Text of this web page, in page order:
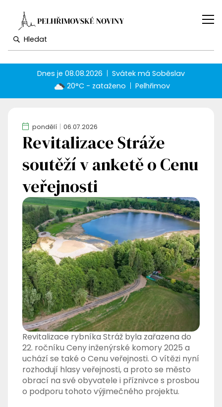
Dnes je08.08.2026 Svátek má Soběslav
20°C - zataženo
Pelhřimov
pondělí 06.07.2026
Revitalizace Stráže
soutěží v anketě o Cenu
veřejnosti
Revitalizace rybníka Stráž byla zařazena do
22. ročníku Ceny inženýrské komory 2025 a
uchází se také o Cenu veřejnosti. O vítězi nyní
rozhodují hlasy veřejnosti, a proto se město
obrací na své obyvatele i příznivce s prosbou
o podporu tohoto výjimečného projektu.